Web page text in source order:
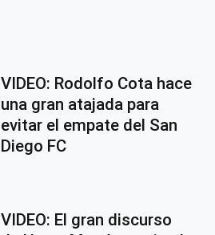
VIDEO: Rodolfo Cota hace
una gran atajada para
evitar el empate del San
Diego FC
VIDEO: El gran discurso